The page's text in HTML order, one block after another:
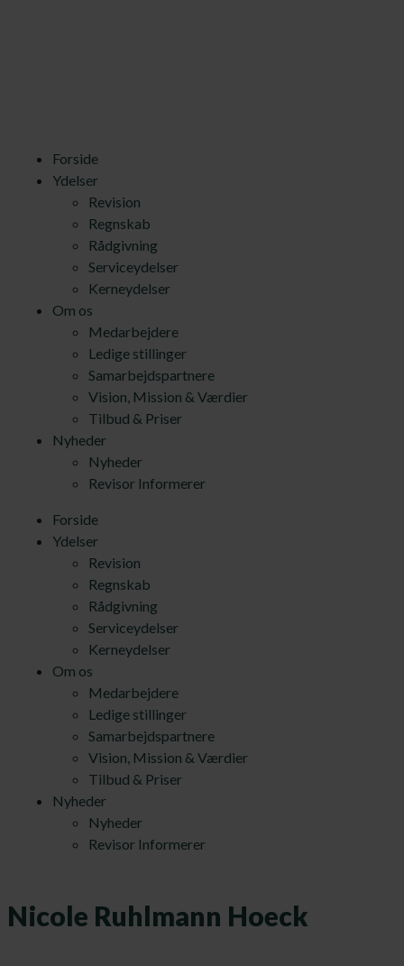
Forside
Ydelser
Revision
Regnskab
Rådgivning
Serviceydelser
Kerneydelser
Om os
Medarbejdere
Ledige stillinger
Samarbejdspartnere
Vision, Mission & Værdier
Tilbud & Priser
Nyheder
Nyheder
Revisor Informerer
Forside
Ydelser
Revision
Regnskab
Rådgivning
Serviceydelser
Kerneydelser
Om os
Medarbejdere
Ledige stillinger
Samarbejdspartnere
Vision, Mission & Værdier
Tilbud & Priser
Nyheder
Nyheder
Revisor Informerer
Nicole Ruhlmann Hoeck